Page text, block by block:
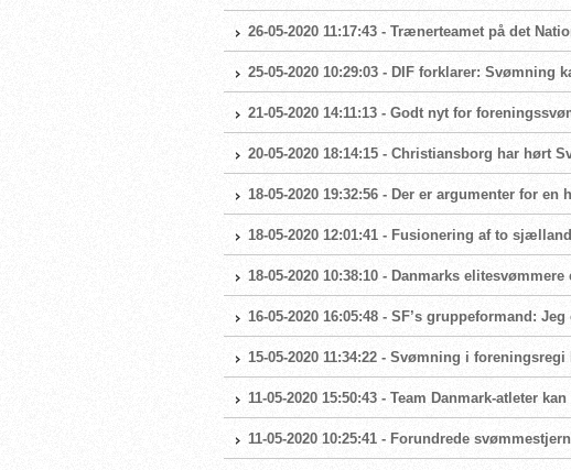
26-05-2020 11:17:43 - Trænerteamet på det
25-05-2020 10:29:03 - DIF forklarer: Svømning
21-05-2020 14:11:13 - Godt nyt for
20-05-2020 18:14:15 - Christiansborg har hørt
18-05-2020 19:32:56 - Der er argumenter for
18-05-2020 12:01:41 - Fusionering af to
18-05-2020 10:38:10 - Danmarks
16-05-2020 16:05:48 - SF’s gruppeformand:
15-05-2020 11:34:22 - Svømning i
11-05-2020 15:50:43 - Team Danmark-atleter
11-05-2020 10:25:41 - Forundrede